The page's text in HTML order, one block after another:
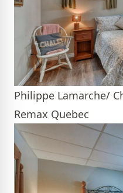
Philippe Lamarche/
Remax Quebec